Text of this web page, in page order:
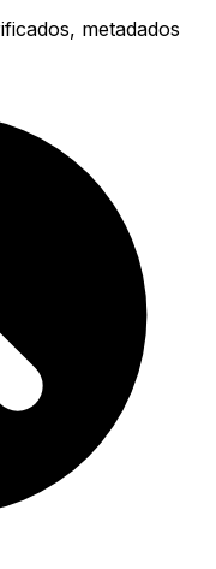
metadados